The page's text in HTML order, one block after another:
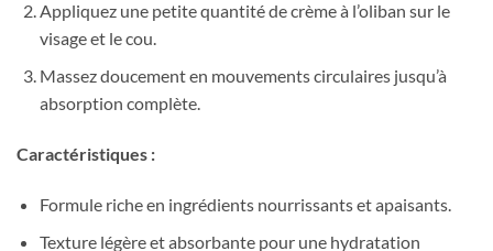
Appliquez une petite quantité de crème à l’oliban sur le
visage et le cou.
Massez doucement en mouvements circulaires jusqu’à
absorption complète.
Caractéristiques :
Formule riche en ingrédients nourrissants et apaisants.
Texture légère et absorbante pour une hydratation